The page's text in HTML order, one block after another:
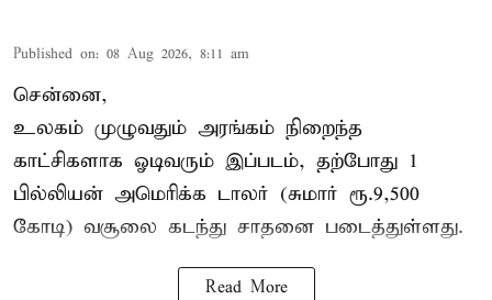
Published on: 08 Aug 2026, 8:11 am
சென்னை,
உலகம் முழுவதும் அரங்கம் நிறைந்த
காட்சிகளாக ஓடிவரும் இப்படம், தற்போது 1
பில்லியன் அமெரிக்க டாலர் (சுமார் ரூ.9,500
கோடி) வசூலை கடந்து சாதனை படைத்துள்ளது.
Read More